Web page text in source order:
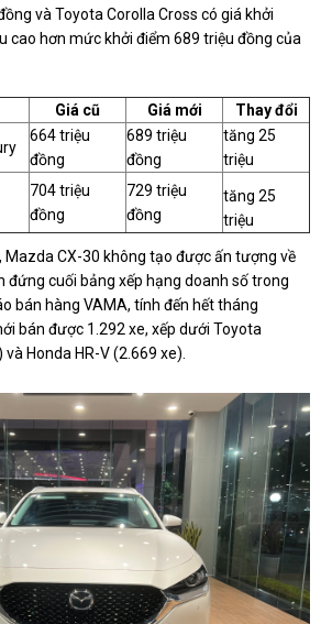
và Toyota Corolla Cross có giá khởi
cao hơn mức khởi điểm 689 triệu đồng của
Giá cũ Giá mới Thay đổi
664 triệu
đồng
689 triệu
đồng
tăng 25
triệu
704 triệu
đồng
729 triệu
đồng
tăng 25
triệu
CX-30 không tạo được ấn tượng về
đứng cuối bảng xếp hạng doanh số trong
bán hàng VAMA, tính đến hết tháng
bán được 1.292 xe, xếp dưới Toyota
Honda HR-V (2.669 xe).